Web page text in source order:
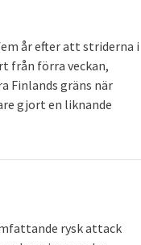
år efter att striderna i
från förra veckan,
Finlands gräns när
gjort en liknande
rysk attack